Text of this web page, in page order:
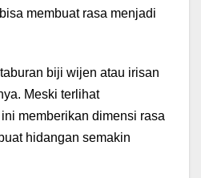
membuat rasa menjadi
biji wijen atau irisan
Meski terlihat
memberikan dimensi rasa
hidangan semakin